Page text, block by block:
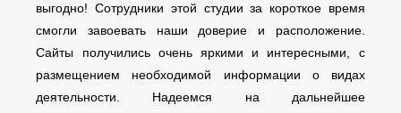
выгодно! Сотрудники этой студии за короткое время
смогли завоевать наши доверие и расположение.
Сайты получились очень яркими и интересными, с
размещением необходимой информации о видах
деятельности. Надеемся на дальнейшее